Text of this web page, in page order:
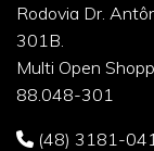
Rodovia Dr.
301B.
Multi Open
88.048-301
(48) 3181-